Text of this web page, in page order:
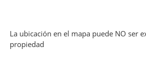
La ubicación en el mapa puede NO ser
propiedad